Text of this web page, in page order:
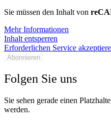
Sie müssen den Inhalt von
Mehr Informationen
Inhalt entsperren
Erforderlichen Service
Abonnieren
Folgen Sie uns
Sie sehen gerade einen
werden.